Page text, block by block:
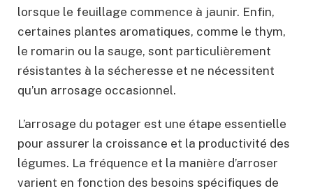
lorsque le feuillage commence à jaunir. Enfin,
certaines plantes aromatiques, comme le thym,
le romarin ou la sauge, sont particulièrement
résistantes à la sécheresse et ne nécessitent
qu’un arrosage occasionnel.
L’arrosage du potager est une étape essentielle
pour assurer la croissance et la productivité des
légumes. La fréquence et la manière d’arroser
varient en fonction des besoins spécifiques de